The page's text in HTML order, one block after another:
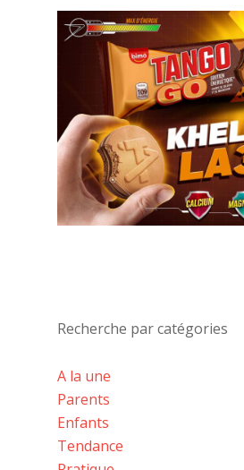
Recherche par catégories
A la une
Parents
Enfants
Tendance